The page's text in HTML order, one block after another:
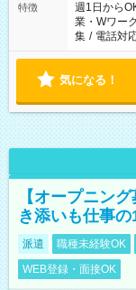
特徴 週1日から
業・Wワー
集 / 電話対
気になる！
【オープニン
き添いも仕事の
派遣 職種未経験OK
WEB登録・面接OK